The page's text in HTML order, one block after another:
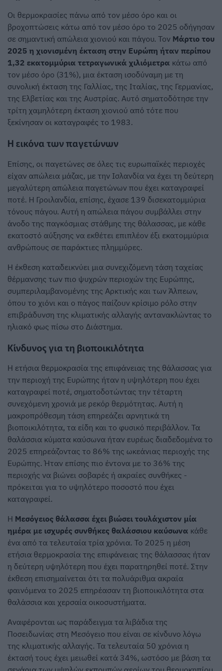
Οι θερμοκρασίες πάνω από τον μέσο όρο και οι
βροχοπτώσεις κάτω από τον μέσο όρο το 2025 οδήγησαν
σε σημαντική απώλεια χιονιού και πάγου. Τον Μάρτιο του
2025 η χιονισμένη έκταση στην Ευρώπη ήταν περίπου
1,32 εκατομμύρια τετραγωνικά χιλιόμετρα κάτω από
τον μέσο όρο (31%), μια έκταση ισοδύναμη με τη
συνολική έκταση της Γαλλίας, της Ιταλίας, της Γερμανίας,
της Ελβετίας και της Αυστρίας. Αυτό σηματοδότησε την
τρίτη χαμηλότερη έκταση χιονιού από τότε που
ξεκίνησαν οι καταγραφές το 1983.
Η εικόνα των παγετώνων
Επίσης, οι παγετώνες σε όλες τις ευρωπαϊκές περιοχές
είχαν απώλεια μάζας, με την Ισλανδία να έχει τη δεύτερη
μεγαλύτερη απώλεια παγετώνων που έχει καταγραφεί
ποτέ. Η Γροιλανδία, επίσης, έχασε 139 δισεκατομμύρια
τόνους πάγου. Αυτή η απώλεια πάγου συμβάλλει στην
άνοδο της παγκόσμιας στάθμης της θάλασσας, με κάθε
εκατοστό αύξησης να εκθέτει επιπλέον έξι εκατομμύρια
ανθρώπους σε παράκτιες πλημμύρες.
Η έκθεση καταδεικνύει μια συνεχιζόμενη τάση ταχείας
θέρμανσης των πιο ψυχρών περιοχών της Ευρώπης,
συμπεριλαμβανομένης της Αρκτικής και των Άλπεων,
όπου το χιόνι και ο πάγος παίζουν κρίσιμο ρόλο στην
επιβράδυνση της κλιματικής αλλαγής αντανακλώντας το
ηλιακό φως πίσω στο Διάστημα.
Κίνδυνος για τη βιοποικιλότητα
Η ετήσια θερμοκρασία της επιφάνειας της θάλασσας για
την περιοχή της Ευρώπης ήταν η υψηλότερη που έχει
καταγραφεί ποτέ, σηματοδοτώντας την τέταρτη
συνεχόμενη χρονιά με ρεκόρ θερμότητας. Αυτή η
μακροπρόθεσμη τάση επηρεάζει αρνητικά τη
βιοποικιλότητα, τα είδη και το φυσικό περιβάλλον. Τα
θαλάσσια κύματα καύσωνα ήταν ευρέως διαδεδομένα το
2025 επηρεάζοντας το 86% της ωκεάνιας περιοχής της
Ευρώπης. Ήταν επίσης πιο έντονα με το 36% της
περιοχής να βιώνει σοβαρές ή ακραίες συνθήκες -
πρόκειται για το υψηλότερο ποσοστό που έχει
καταγραφεί.
Η Μεσόγειος θάλασσα έχει βιώσει τουλάχιστον μία
ημέρα με ισχυρές συνθήκες θαλάσσιου καύσωνα κάθε
ένα από τα τελευταία τρία χρόνια. Το 2025 η μέση
ετήσια θερμοκρασία της επιφάνειας της θάλασσας ήταν
η δεύτερη υψηλότερη που έχει παρατηρηθεί ποτέ. Στην
έκθεση επισημαίνεται ότι τα πολυάριθμα ακραία
φαινόμενα το 2025 επηρέασαν τη βιοποικιλότητα στα
θαλάσσια και χερσαία οικοσυστήματα.
Αναφέρονται ως παράδειγμα τα λιβάδια της
Ποσειδωνίας στη Μεσόγειο που είναι σε κίνδυνο λόγω
της κλιματικής αλλαγής. Τα τελευταία 50 χρόνια η
έκτασή τους έχει μειωθεί κατά 34%, ωστόσο με βάση τα